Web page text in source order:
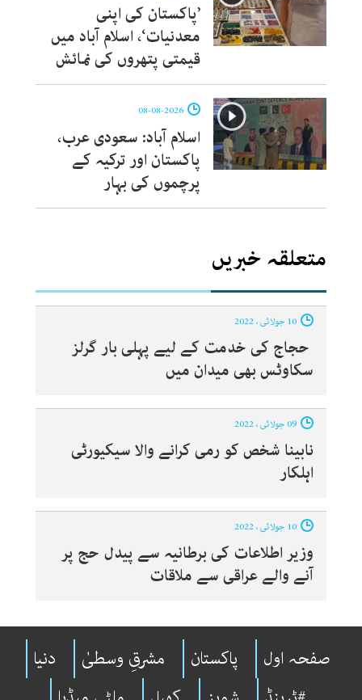
’پاکستان کی اپنی
معدنیات‘، اسلام آباد میں
قیمتی پتھروں کی نمائش
اسلام آباد: سعودی عرب،
پاکستان اور ترکیہ کے
پرچموں کی بہار
متعلقہ خبریں
حجاج کی خدمت کے لیے پہلی بار گرلز
سکاوٹس بھی میدان میں
نابینا شخص کو رمی کرانے والا سیکیورٹی
اہلکار
وزیر اطلاعات کی برطانیہ سے پیدل حج پر
آنے والے عراقی سے ملاقات
صفحہ اول پاکستان مشرقِ وسطیٰ
دنیا